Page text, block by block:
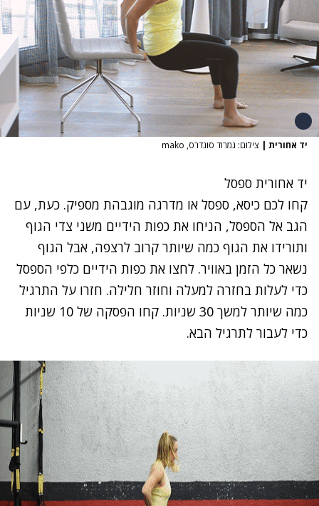
יד אחורית | צילום: נמרוד סונדרס, mako
יד אחורית ספסל
קחו לכם כיסא, ספסל או מדרגה מוגבהת מספיק. כעת, עם
הגב אל הספסל, הניחו את כפות הידיים משני צדי הגוף
ותורידו את הגוף כמה שיותר קרוב לרצפה, אבל הגוף
נשאר כל הזמן באוויר. לחצו את כפות הידיים כלפי הספסל
כדי לעלות בחזרה למעלה וחוזר חלילה. חזרו על התרגיל
כמה שיותר למשך 30 שניות. קחו הפסקה של 10 שניות
כדי לעבור לתרגיל הבא.